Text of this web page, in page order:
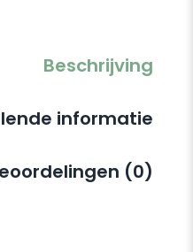
Beschrijving
informatie
(0)